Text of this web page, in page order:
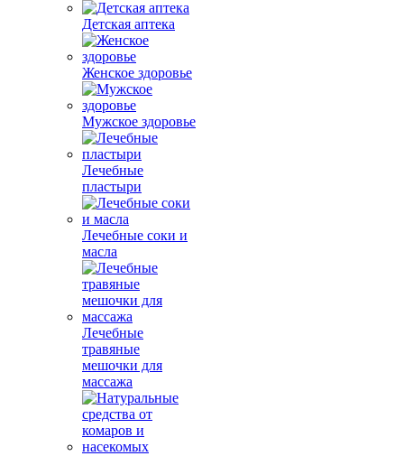
Детская аптека
Женское здоровье
Мужское здоровье
Лечебные
пластыри
Лечебные соки и
масла
Лечебные
травяные
мешочки для
массажа